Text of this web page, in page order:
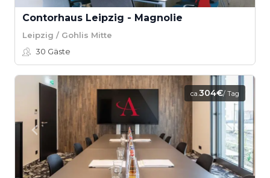
Contorhaus Leipzig - Magnolie
Leipzig / Gohlis Mitte
30 Gäste
ca.304€/ Tag